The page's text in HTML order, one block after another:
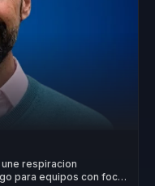
une respiracion
para equipos con foco